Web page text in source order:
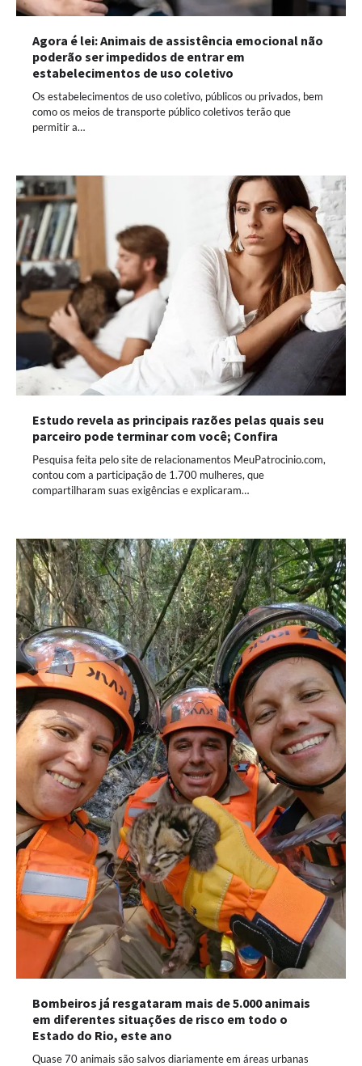
Agora é lei: Animais de assistência emocional não
poderão ser impedidos de entrar em
estabelecimentos de uso coletivo
Os estabelecimentos de uso coletivo, públicos ou privados, bem
como os meios de transporte público coletivos terão que
permitir a…
Estudo revela as principais razões pelas quais seu
parceiro pode terminar com você; Confira
Pesquisa feita pelo site de relacionamentos MeuPatrocinio.com,
contou com a participação de 1.700 mulheres, que
compartilharam suas exigências e explicaram…
Bombeiros já resgataram mais de 5.000 animais
em diferentes situações de risco em todo o
Estado do Rio, este ano
Quase 70 animais são salvos diariamente em áreas urbanas